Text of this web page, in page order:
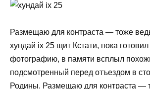
Размещаю для контраста — тоже
хундай ix 25 щит Кстати, пока готовил
фотографию, в памяти всплыл
подсмотренный перед отъездом в
Родины. Размещаю для контраста —